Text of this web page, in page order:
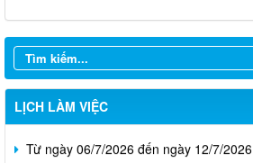
LỊCH LÀM VIỆC
Từ ngày 27/7/2026 đến ngày 02/8/2026
Từ ngày 20/7/2026 đến ngày 26/7/2026
Từ ngày 13/7/2026 đến ngày 18/7/2026